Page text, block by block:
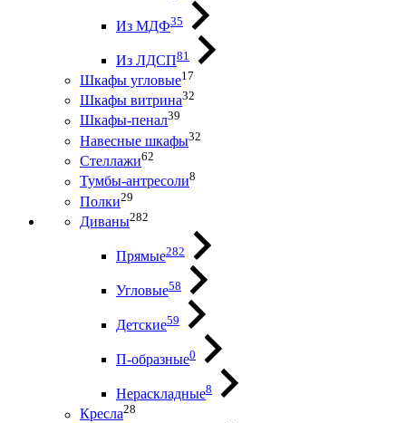
Из МДФ35
Из ЛДСП81
Шкафы угловые17
Шкафы витрина32
Шкафы-пенал39
Навесные шкафы32
Стеллажи62
Тумбы-антресоли8
Полки29
Диваны282
Прямые282
Угловые58
Детские59
П-образные0
Нераскладные8
Кресла28